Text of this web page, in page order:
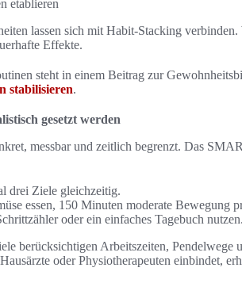
etablieren
lassen sich mit Habit‑Stacking
Effekte.
steht in einem Beitrag zur
stabilisieren.
gesetzt werden
messbar und zeitlich begrenzt. Das
drei Ziele gleichzeitig.
essen, 150 Minuten moderate Bewegung
oder ein einfaches Tagebuch nutzen.
berücksichtigen Arbeitszeiten, Pendelwege
oder Physiotherapeuten einbindet,